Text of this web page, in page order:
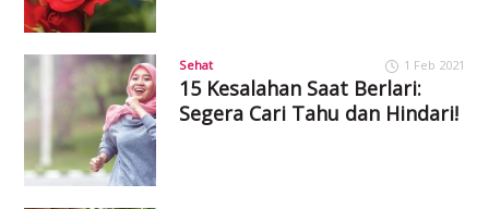
Sehat 1 Feb 2021
15 Kesalahan Saat Berlari:
Segera Cari Tahu dan Hindari!